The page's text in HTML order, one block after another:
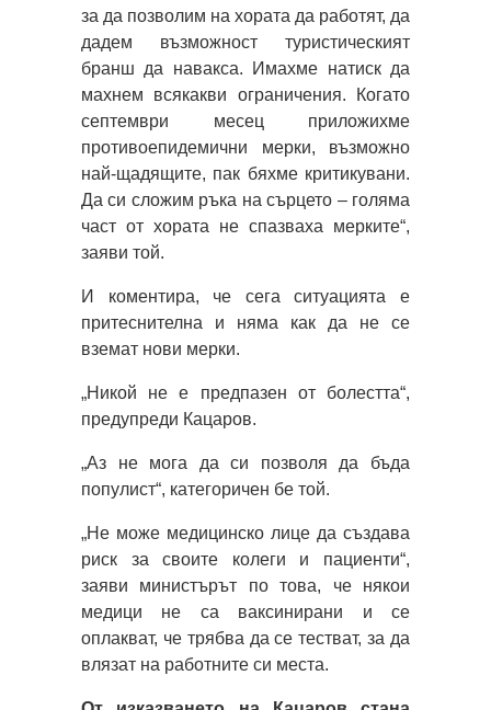
за да позволим на хората да работят, да
дадем възможност туристическият
бранш да навакса. Имахме натиск да
махнем всякакви ограничения. Когато
септември месец приложихме
противоепидемични мерки, възможно
най-щадящите, пак бяхме критикувани.
Да си сложим ръка на сърцето – голяма
част от хората не спазваха мерките“,
заяви той.
И коментира, че сега ситуацията е
притеснителна и няма как да не се
вземат нови мерки.
„Никой не е предпазен от болестта“,
предупреди Кацаров.
„Аз не мога да си позволя да бъда
популист“, категоричен бе той.
„Не може медицинско лице да създава
риск за своите колеги и пациенти“,
заяви министърът по това, че някои
медици не са ваксинирани и се
оплакват, че трябва да се тестват, за да
влязат на работните си места.